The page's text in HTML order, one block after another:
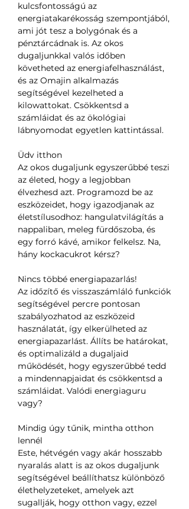
kulcsfontosságú az
energiatakarékosság szempontjából,
ami jót tesz a bolygónak és a
pénztárcádnak is. Az okos
dugaljunkkal valós időben
követheted az energiafelhasználást,
és az Omajin alkalmazás
segítségével kezelheted a
kilowattokat. Csökkentsd a
számláidat és az ökológiai
lábnyomodat egyetlen kattintással.
Üdv itthon
Az okos dugaljunk egyszerűbbé teszi
az életed, hogy a legjobban
élvezhesd azt. Programozd be az
eszközeidet, hogy igazodjanak az
életstílusodhoz: hangulatvilágítás a
nappaliban, meleg fürdőszoba, és
egy forró kávé, amikor felkelsz. Na,
hány kockacukrot kérsz?
Nincs többé energiapazarlás!
Az időzítő és visszaszámláló funkciók
segítségével percre pontosan
szabályozhatod az eszközeid
használatát, így elkerülheted az
energiapazarlást. Állíts be határokat,
és optimalizáld a dugaljaid
működését, hogy egyszerűbbé tedd
a mindennapjaidat és csökkentsd a
számláidat. Valódi energiaguru
vagy?
Mindig úgy tűnik, mintha otthon
lennél
Este, hétvégén vagy akár hosszabb
nyaralás alatt is az okos dugaljunk
segítségével beállíthatsz különböző
élethelyzeteket, amelyek azt
sugallják, hogy otthon vagy, ezzel